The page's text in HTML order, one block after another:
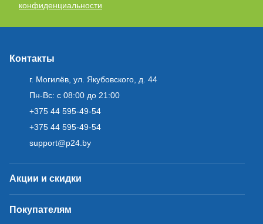
конфиденциальности
Контакты
г. Могилёв, ул. Якубовского, д. 44
Пн-Вс: с 08:00 до 21:00
+375 44 595-49-54
+375 44 595-49-54
support@p24.by
Акции и скидки
Покупателям